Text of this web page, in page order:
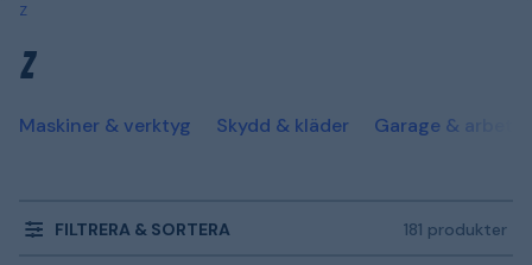
Z
Z
Maskiner & verktyg Skydd & kläder Garage &
FILTRERA & SORTERA 181 produkter